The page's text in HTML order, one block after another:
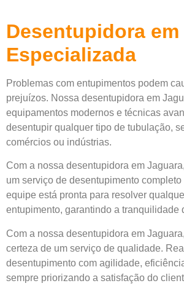
Desentupidora
Especializada
Problemas com entupimentos podem
prejuízos. Nossa desentupidora em
equipamentos modernos e técnicas
desentupir qualquer tipo de tubulação,
comércios ou indústrias.
Com a nossa desentupidora em
um serviço de desentupimento
equipe está pronta para resolver
entupimento, garantindo a tranquilidade
Com a nossa desentupidora em
certeza de um serviço de qualidade.
desentupimento com agilidade,
sempre priorizando a satisfação do